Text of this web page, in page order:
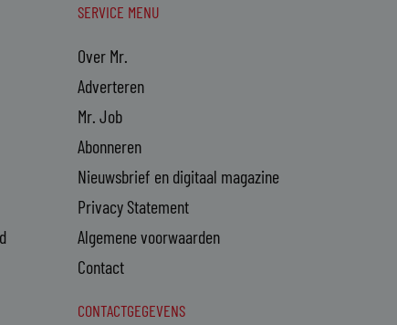
SERVICE MENU
Over Mr.
Adverteren
Mr. Job
Abonneren
Nieuwsbrief en digitaal magazine
Privacy Statement
Algemene voorwaarden
Contact
CONTACTGEGEVENS